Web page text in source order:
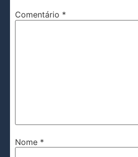
Comentário *
Nome *